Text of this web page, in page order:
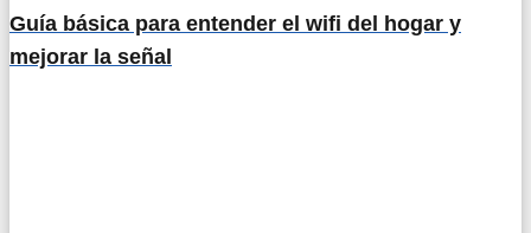
Guía básica para entender el wifi del hogar y
mejorar la señal